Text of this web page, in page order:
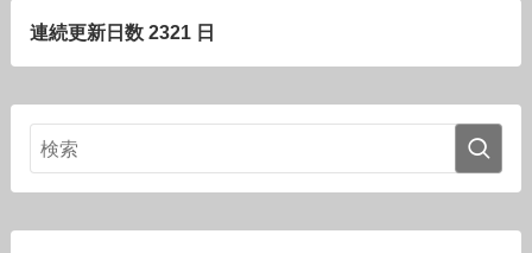
連続更新日数 2321 日